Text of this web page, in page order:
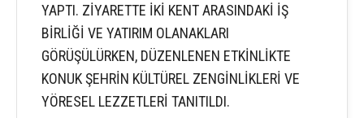
YAPTI. ZİYARETTE İKİ KENT ARASINDAKİ İŞ
BİRLİĞİ VE YATIRIM OLANAKLARI
GÖRÜŞÜLÜRKEN, DÜZENLENEN ETKİNLİKTE
KONUK ŞEHRİN KÜLTÜREL ZENGİNLİKLERİ VE
YÖRESEL LEZZETLERİ TANITILDI.